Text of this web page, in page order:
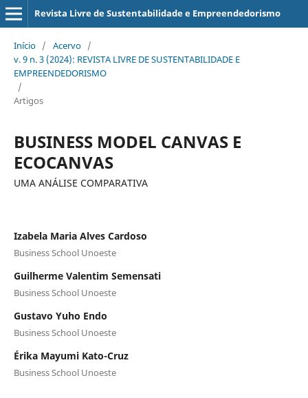
Revista Livre de Sustentabilidade e Empreendedorismo
Início / Acervo /
v. 9 n. 3 (2024): REVISTA LIVRE DE SUSTENTABILIDADE E
EMPREENDEDORISMO
/
Artigos
BUSINESS MODEL CANVAS E
ECOCANVAS
UMA ANÁLISE COMPARATIVA
Izabela Maria Alves Cardoso
Business School Unoeste
Guilherme Valentim Semensati
Business School Unoeste
Gustavo Yuho Endo
Business School Unoeste
Érika Mayumi Kato-Cruz
Business School Unoeste